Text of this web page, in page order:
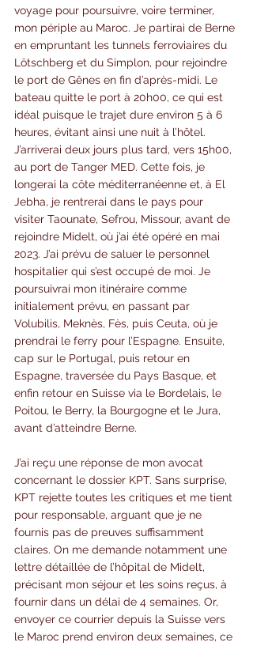
voyage pour poursuivre, voire terminer,
mon périple au Maroc. Je partirai de Berne
en empruntant les tunnels ferroviaires du
Lötschberg et du Simplon, pour rejoindre
le port de Gênes en fin d’après-midi. Le
bateau quitte le port à 20h00, ce qui est
idéal puisque le trajet dure environ 5 à 6
heures, évitant ainsi une nuit à l’hôtel.
J’arriverai deux jours plus tard, vers 15h00,
au port de Tanger MED. Cette fois, je
longerai la côte méditerranéenne et, à El
Jebha, je rentrerai dans le pays pour
visiter Taounate, Sefrou, Missour, avant de
rejoindre Midelt, où j’ai été opéré en mai
2023. J’ai prévu de saluer le personnel
hospitalier qui s’est occupé de moi. Je
poursuivrai mon itinéraire comme
initialement prévu, en passant par
Volubilis, Meknès, Fès, puis Ceuta, où je
prendrai le ferry pour l’Espagne. Ensuite,
cap sur le Portugal, puis retour en
Espagne, traversée du Pays Basque, et
enfin retour en Suisse via le Bordelais, le
Poitou, le Berry, la Bourgogne et le Jura,
avant d’atteindre Berne.
J’ai reçu une réponse de mon avocat
concernant le dossier KPT. Sans surprise,
KPT rejette toutes les critiques et me tient
pour responsable, arguant que je ne
fournis pas de preuves suffisamment
claires. On me demande notamment une
lettre détaillée de l’hôpital de Midelt,
précisant mon séjour et les soins reçus, à
fournir dans un délai de 4 semaines. Or,
envoyer ce courrier depuis la Suisse vers
le Maroc prend environ deux semaines, ce